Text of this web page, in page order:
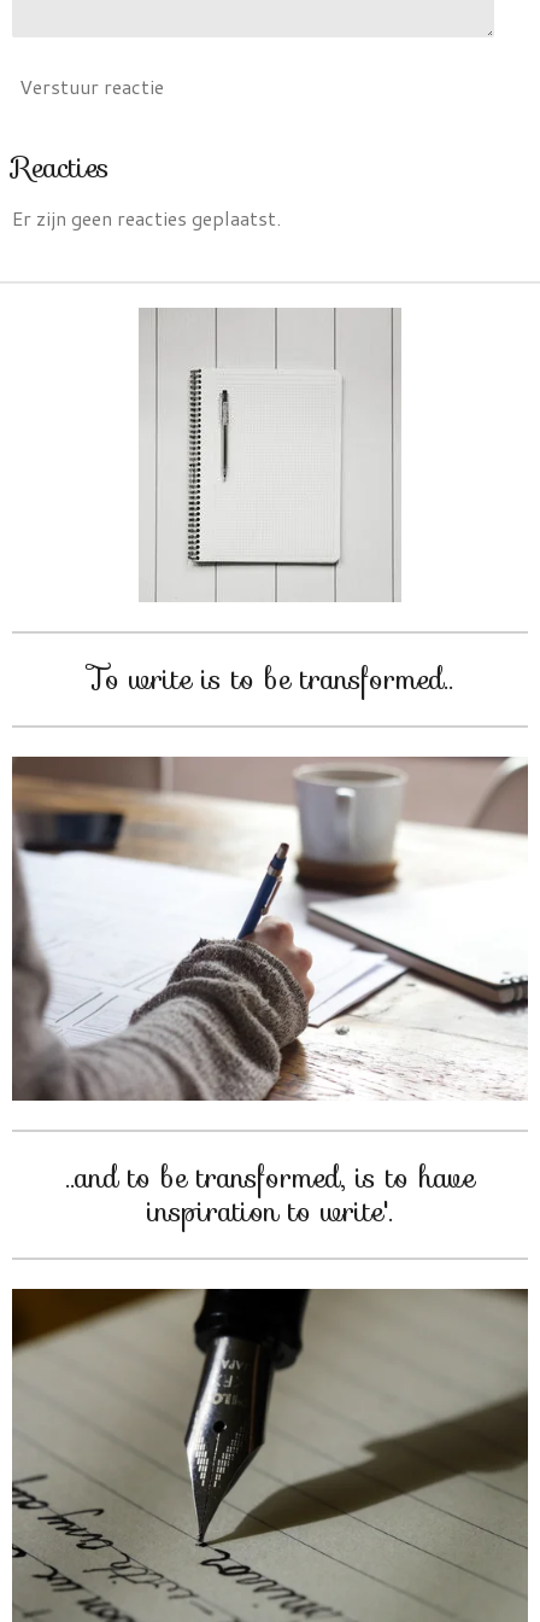
Verstuur reactie
Reacties
Er zijn geen reacties geplaatst.
To write is to be transformed..
..and to be transformed, is to have
inspiration to write'.